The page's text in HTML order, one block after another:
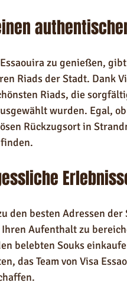
zu genießen,
Riads der Stadt. Dank
Riads, die
wurden. Egal, ob
Rückzugsort in
den besten Adressen
Aufenthalt zu
belebten Souks
das Team von Visa